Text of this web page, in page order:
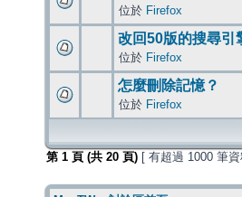
位於 Firefox
改回50版的搜尋引
位於 Firefox
怎麼刪除記憶？
位於 Firefox
第 1 頁 (共 20 頁) [ 有超過 1000 筆